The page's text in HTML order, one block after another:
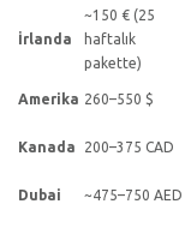
İrlanda
~150 € (25
haftalık
pakette)
Amerika 260–550 $
Kanada 200–375 CAD
Dubai ~475–750 AED